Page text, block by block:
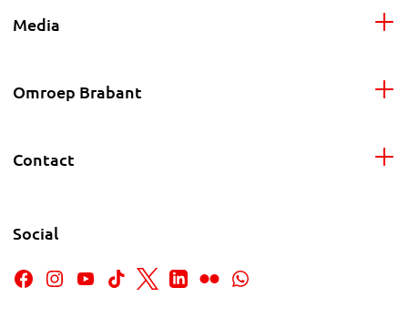
Media
Omroep Brabant
Contact
Social